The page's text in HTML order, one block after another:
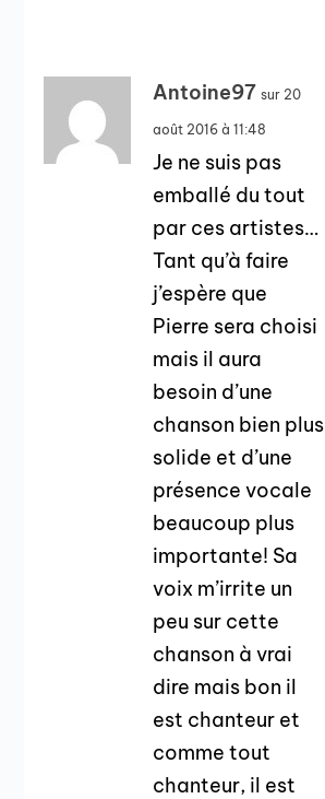
Antoine97 sur 20
août 2016 à 11:48
Je ne suis pas
emballé du tout
par ces artistes…
Tant qu’à faire
j’espère que
Pierre sera choisi
mais il aura
besoin d’une
chanson bien plus
solide et d’une
présence vocale
beaucoup plus
importante! Sa
voix m’irrite un
peu sur cette
chanson à vrai
dire mais bon il
est chanteur et
comme tout
chanteur, il est